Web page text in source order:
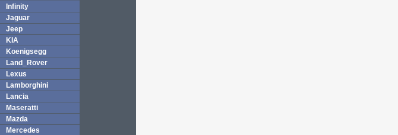
Infinity
Jaguar
Jeep
KIA
Koenigsegg
Land_Rover
Lexus
Lamborghini
Lancia
Maseratti
Mazda
Mercedes